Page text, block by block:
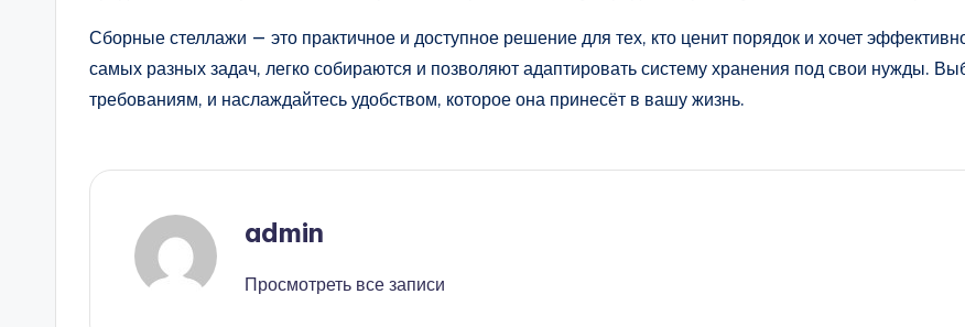
Сборные стеллажи — это практичное и доступное решение для тех, кто ценит порядок и хочет
самых разных задач, легко собираются и позволяют адаптировать систему хранения под свои нужды.
требованиям, и наслаждайтесь удобством, которое она принесёт в вашу жизнь.
admin
Просмотреть все записи